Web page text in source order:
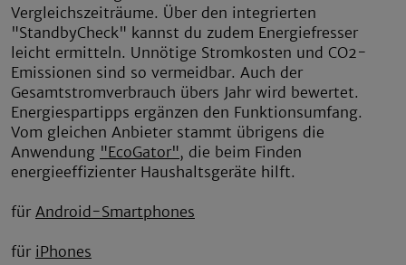
Vergleichszeiträume. Über den integrierten
"StandbyCheck" kannst du zudem Energiefresser
leicht ermitteln. Unnötige Stromkosten und CO2-
Emissionen sind so vermeidbar. Auch der
Gesamtstromverbrauch übers Jahr wird bewertet.
Energiespartipps ergänzen den Funktionsumfang.
Vom gleichen Anbieter stammt übrigens die
Anwendung "EcoGator", die beim Finden
energieeffizienter Haushaltsgeräte hilft.
für Android-Smartphones
für iPhones